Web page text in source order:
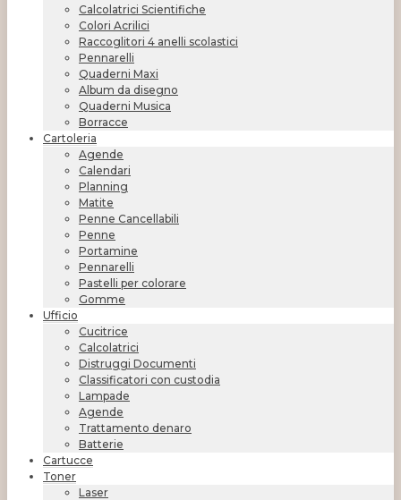
Calcolatrici Scientifiche
Colori Acrilici
Raccoglitori 4 anelli scolastici
Pennarelli
Quaderni Maxi
Album da disegno
Quaderni Musica
Borracce
Cartoleria
Agende
Calendari
Planning
Matite
Penne Cancellabili
Penne
Portamine
Pennarelli
Pastelli per colorare
Gomme
Ufficio
Cucitrice
Calcolatrici
Distruggi Documenti
Classificatori con custodia
Lampade
Agende
Trattamento denaro
Batterie
Cartucce
Toner
Laser